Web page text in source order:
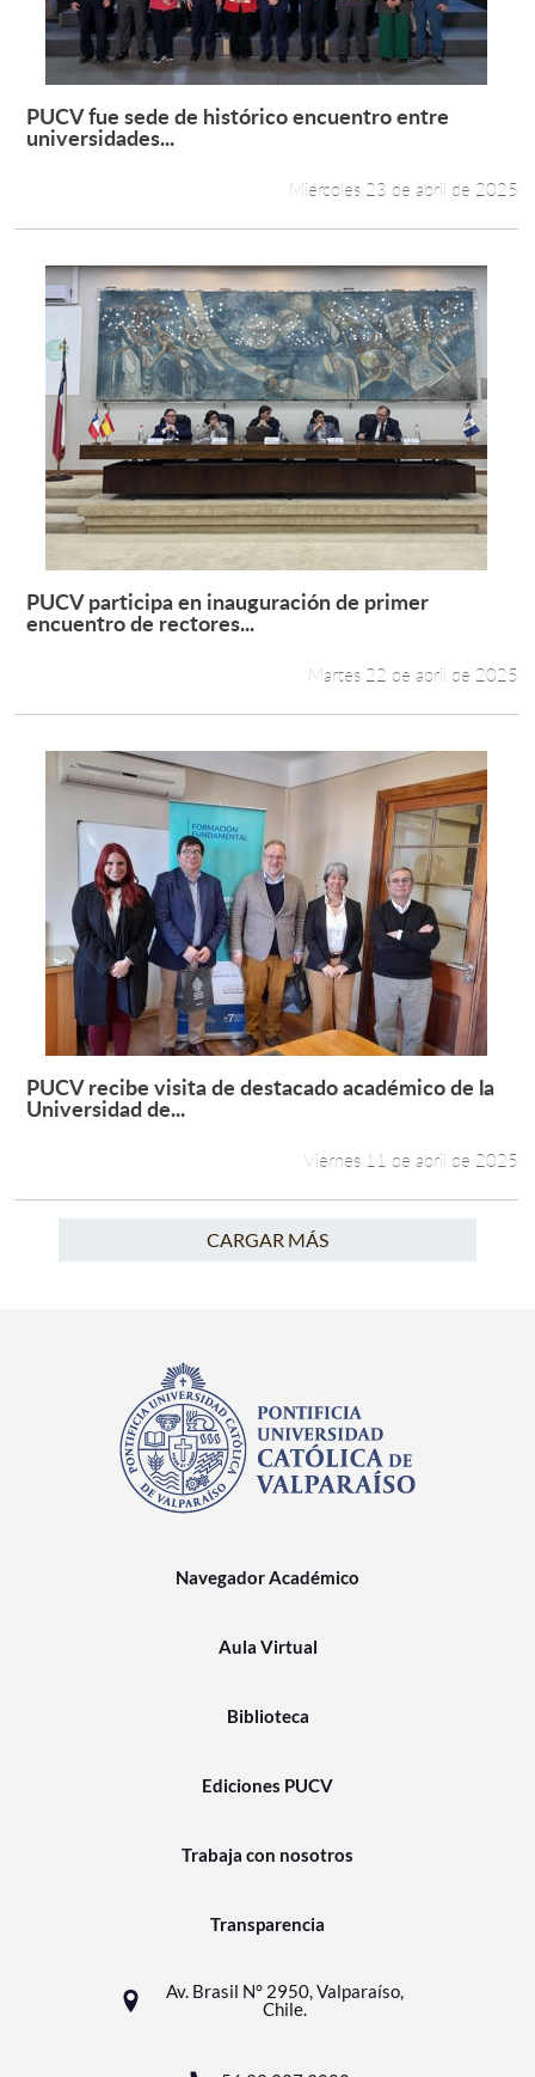
Leer más +
PUCV fue sede de histórico encuentro entre
universidades...
Miércoles 23 de abril de 2025
Leer más +
PUCV participa en inauguración de primer
encuentro de rectores...
Martes 22 de abril de 2025
Leer más +
PUCV recibe visita de destacado académico de la
Universidad de...
Viernes 11 de abril de 2025
CARGAR MÁS
Navegador Académico
Aula Virtual
Biblioteca
Ediciones PUCV
Trabaja con nosotros
Transparencia
Av. Brasil N° 2950, Valparaíso,
Chile.